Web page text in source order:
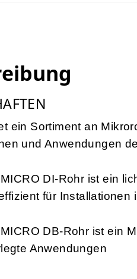
ein Sortiment an
und Anwendungen
DI-Rohr ist ein
für Installationen
DB-Rohr ist ein
Anwendungen